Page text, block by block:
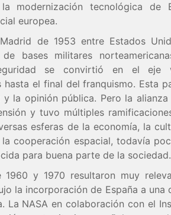
modernización tecnológica
europea.
de 1953 entre Estados
de bases militares
se convirtió en el eje
hasta el final del franquismo. Esta
y la opinión pública. Pero la
y tuvo múltiples
esferas de la economía, la
cooperación espacial, todavía
para buena parte de la sociedad.
1960 y 1970 resultaron muy
la incorporación de España a
La NASA en colaboración con el